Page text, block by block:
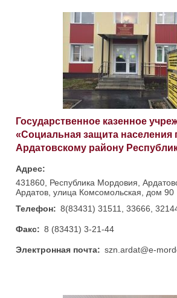
Aa Aa Aa
ИЗОБРАЖЕНИЯ
Скрыть Ч/б
Настройки по
Государственное казенное
«Социальная защита населения
Ардатовскому району
Адрес:
431860, Республика Мордовия,
Ардатов, улица Комсомольская, дом 90
Телефон: 8(83431) 31511, 33666,
Факс: 8 (83431) 3-21-44
Электронная почта: szn.ardat@e-